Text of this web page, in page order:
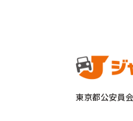
東京都公安員